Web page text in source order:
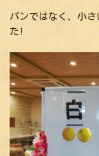
パンではなく、小
た!